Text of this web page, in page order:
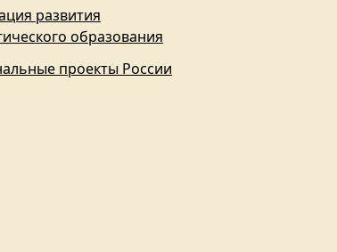
развития
образования
проекты России